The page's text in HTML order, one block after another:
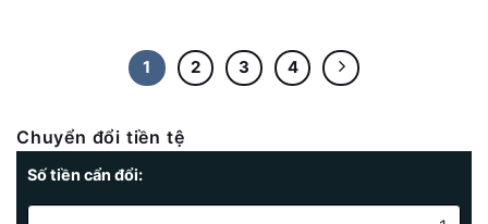
1 2 3 4
Chuyển đổi tiền tệ
Số tiền cẩn đổi: